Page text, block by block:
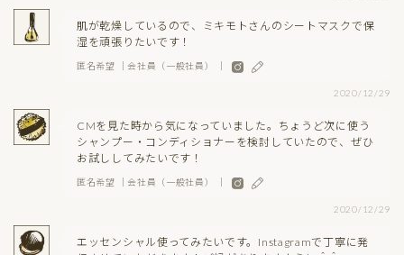
肌が乾燥しているので、ミキモトさんのシートマスクで保
湿を頑張りたいです！
匿名希望 ｜会社員（一般社員） ｜
2020/12/29
CMを見た時から気になっていました。ちょうど次に使う
シャンプー・コンディショナーを検討していたので、ぜひ
お試ししてみたいです！
匿名希望 ｜会社員（一般社員） ｜
2020/12/29
エッセンシャル使ってみたいです。Instagramで丁寧に発